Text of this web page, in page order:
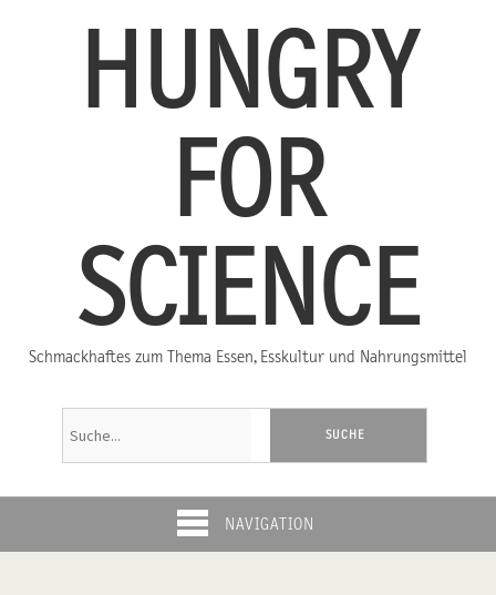
HUNGRY
FOR
SCIENCE
Schmackhaftes zum Thema Essen, Esskultur und Nahrungsmittel
NAVIGATION